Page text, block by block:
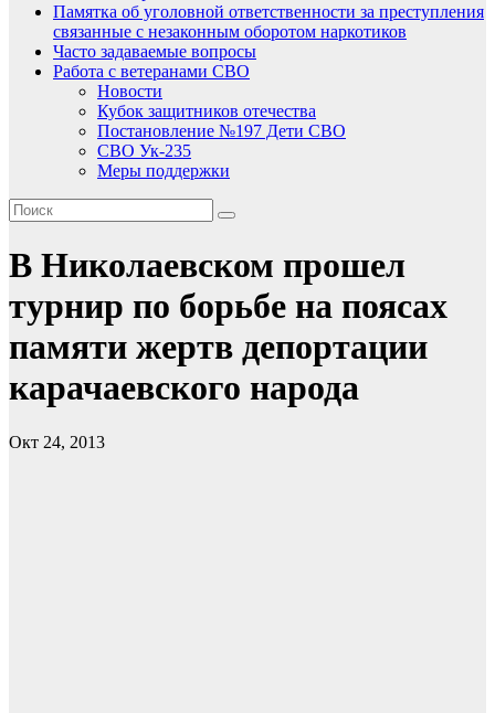
Памятка об уголовной ответственности за преступления
связанные с незаконным оборотом наркотиков
Часто задаваемые вопросы
Работа с ветеранами СВО
Новости
Кубок защитников отечества
Постановление №197 Дети СВО
СВО Ук-235
Меры поддержки
В Николаевском прошел
турнир по борьбе на поясах
памяти жертв депортации
карачаевского народа
Окт 24, 2013